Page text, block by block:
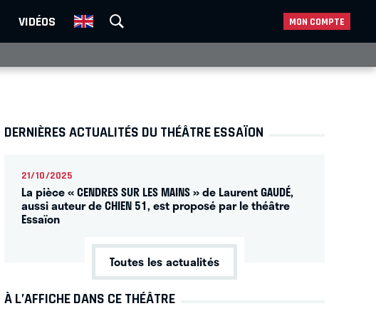
VIDÉOS MON COMPTE
DERNIÈRES ACTUALITÉS DU THÉÂTRE ESSAÏON
21/10/2025
La pièce « CENDRES SUR LES MAINS » de Laurent GAUDÉ,
aussi auteur de CHIEN 51, est proposé par le théâtre
Essaïon
Toutes les actualités
À L’AFFICHE DANS CE THÉÂTRE